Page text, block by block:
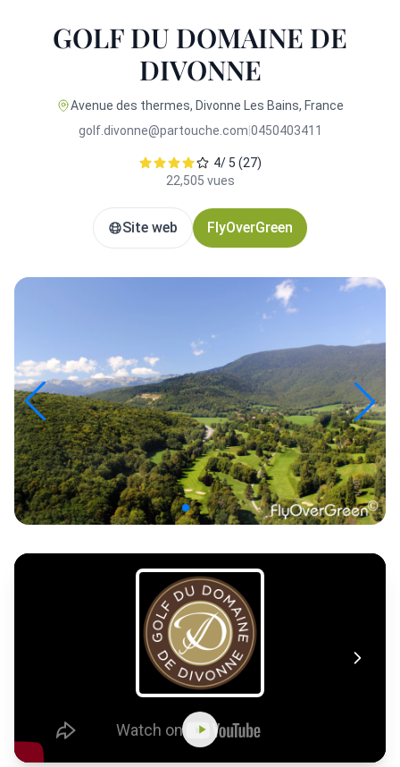
GOLF DU DOMAINE DE
DIVONNE
Avenue des thermes, Divonne Les Bains, France
golf.divonne@partouche.com 0450403411
4/ 5 (27)
22,505 vues
Site web FlyOverGreen